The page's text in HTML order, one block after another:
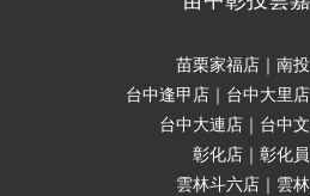
苗栗家福店｜南
台中逢甲店｜台中大里
台中大連店｜台中
彰化店｜彰化
雲林斗六店｜雲